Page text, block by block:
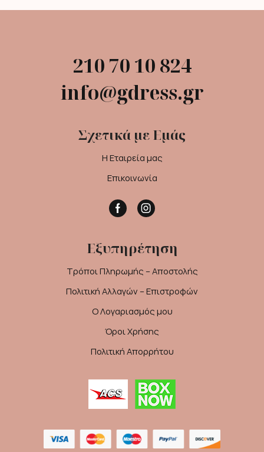
210 70 10 824
info@gdress.gr
Σχετικά με Εμάς
Η Εταιρεία μας
Επικοινωνία
FacebookInstagram
Εξυπηρέτηση
Τρόποι Πληρωμής – Αποστολής
Πολιτική Αλλαγών – Επιστροφών
Ο Λογαριασμός μου
Όροι Χρήσης
Πολιτική Απορρήτου